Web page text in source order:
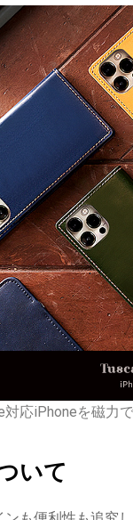
対応iPhoneを磁力
いて